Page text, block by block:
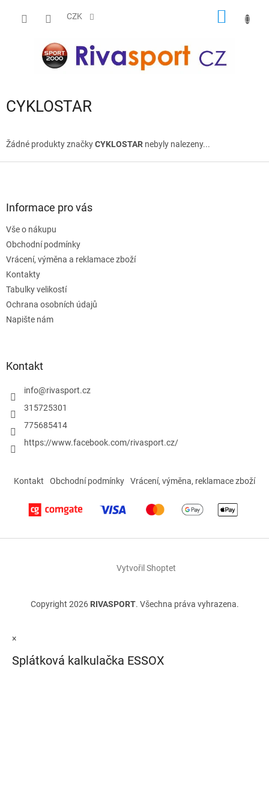
CZK
CYKLOSTAR
Žádné produkty značkyCYKLOSTAR nebyly nalezeny...
Informace pro vás
Vše o nákupu
Obchodní podmínky
Vrácení, výměna a reklamace zboží
Kontakty
Tabulky velikostí
Ochrana osobních údajů
Napište nám
Kontakt
info@rivasport.cz
315725301
775685414
https://www.facebook.com/rivasport.cz/
Kontakt Obchodní podmínky Vrácení, výměna, reklamace zboží
Vytvořil Shoptet
Copyright 2026 RIVASPORT. Všechna práva vyhrazena.
×
Splátková kalkulačka ESSOX